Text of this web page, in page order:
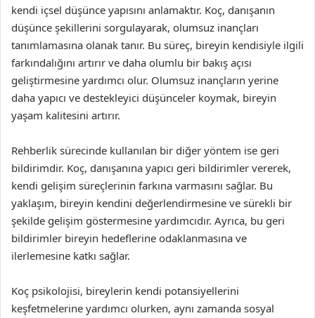
kendi içsel düşünce yapısını anlamaktır. Koç, danışanın
düşünce şekillerini sorgulayarak, olumsuz inançları
tanımlamasına olanak tanır. Bu süreç, bireyin kendisiyle ilgili
farkındalığını artırır ve daha olumlu bir bakış açısı
geliştirmesine yardımcı olur. Olumsuz inançların yerine
daha yapıcı ve destekleyici düşünceler koymak, bireyin
yaşam kalitesini artırır.
Rehberlik sürecinde kullanılan bir diğer yöntem ise geri
bildirimdir. Koç, danışanına yapıcı geri bildirimler vererek,
kendi gelişim süreçlerinin farkına varmasını sağlar. Bu
yaklaşım, bireyin kendini değerlendirmesine ve sürekli bir
şekilde gelişim göstermesine yardımcıdır. Ayrıca, bu geri
bildirimler bireyin hedeflerine odaklanmasına ve
ilerlemesine katkı sağlar.
Koç psikolojisi, bireylerin kendi potansiyellerini
keşfetmelerine yardımcı olurken, aynı zamanda sosyal